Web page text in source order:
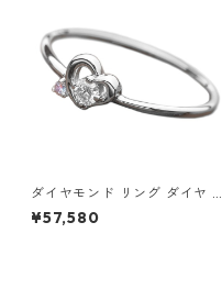
ダイヤモンド リング ダイヤ ア
イスブルーダイヤ 合計0.06ct
9.5号 プラチナ Pt950 ハート
¥57,580